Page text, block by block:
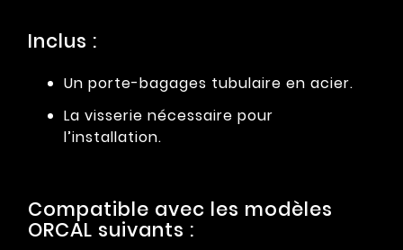
Inclus :
Un porte-bagages tubulaire en acier.
La visserie nécessaire pour
l’installation.
Compatible avec les modèles
ORCAL suivants :